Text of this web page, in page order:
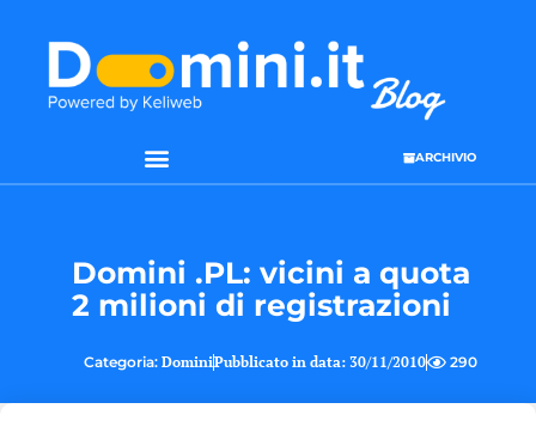
ARCHIVIO
Domini .PL: vicini a quota
2 milioni di registrazioni
Categoria: DominiPubblicato in data: 30/11/2010 290